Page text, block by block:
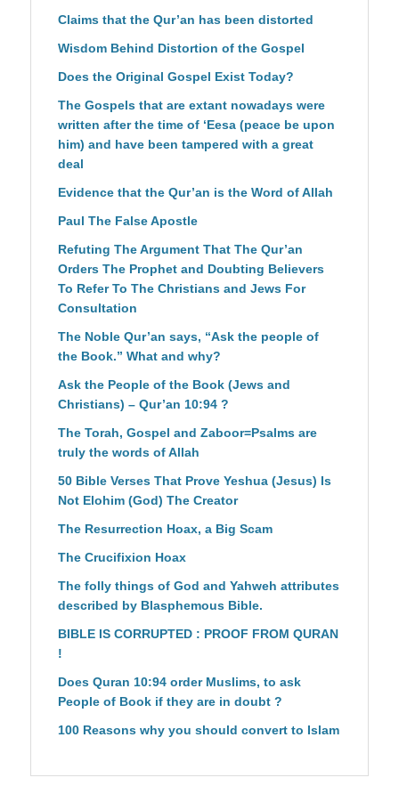
Claims that the Qur’an has been distorted
Wisdom Behind Distortion of the Gospel
Does the Original Gospel Exist Today?
The Gospels that are extant nowadays were
written after the time of ‘Eesa (peace be upon
him) and have been tampered with a great
deal
Evidence that the Qur’an is the Word of Allah
Paul The False Apostle
Refuting The Argument That The Qur’an
Orders The Prophet and Doubting Believers
To Refer To The Christians and Jews For
Consultation
The Noble Qur’an says, “Ask the people of
the Book.” What and why?
Ask the People of the Book (Jews and
Christians) – Qur’an 10:94 ?
The Torah, Gospel and Zaboor=Psalms are
truly the words of Allah
50 Bible Verses That Prove Yeshua (Jesus) Is
Not Elohim (God) The Creator
The Resurrection Hoax, a Big Scam
The Crucifixion Hoax
The folly things of God and Yahweh attributes
described by Blasphemous Bible.
BIBLE IS CORRUPTED : PROOF FROM QURAN
!
Does Quran 10:94 order Muslims, to ask
People of Book if they are in doubt ?
100 Reasons why you should convert to Islam